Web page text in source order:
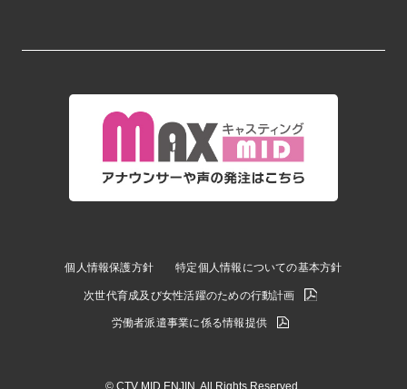
個人情報保護方針 特定個人情報についての基本方針
次世代育成及び女性活躍のための行動計画
労働者派遣事業に係る情報提供
© CTV MID ENJIN. All Rights Reserved.